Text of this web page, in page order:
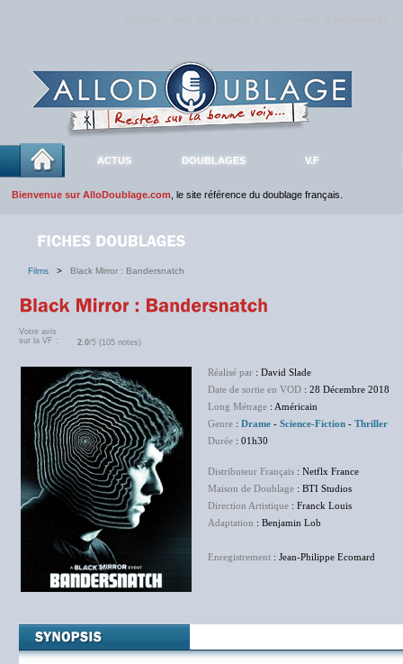
ACTUS DOUBLAGES V.F
Bienvenue sur AlloDoublage.com , le site référence du doublage français.
Films > Black Mirror : Bandersnatch
Votre avis
sur la VF :
2.0/5 (105 notes)
Réalisé par : David Slade
Date de sortie en VOD : 28 Décembre 2018
Long Métrage : Américain
Genre : Drame - Science-Fiction - Thriller
Durée : 01h30
Distributeur Français : Netflx France
Maison de Doublage : BTI Studios
Direction Artistique : Franck Louis
Adaptation : Benjamin Lob
Enregistrement : Jean-Philippe Ecomard